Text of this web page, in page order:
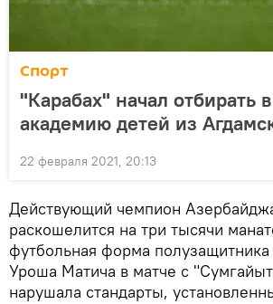
Спорт
"Карабах" начал отбирать
академию детей из
22 февраля 2021, 20:13
Действующий чемпион
раскошелится на три тысячи
футбольная форма полузащитника
Уроша Матича в матче с
нарушала стандарты,